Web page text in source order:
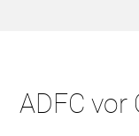
ADFC vor